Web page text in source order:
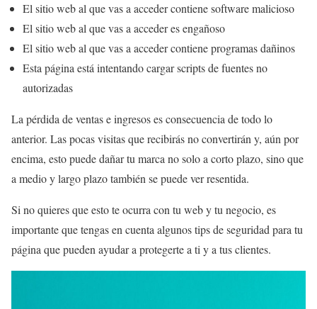
El sitio web al que vas a acceder contiene software malicioso
El sitio web al que vas a acceder es engañoso
El sitio web al que vas a acceder contiene programas dañinos
Esta página está intentando cargar scripts de fuentes no
autorizadas
La pérdida de ventas e ingresos es consecuencia de todo lo
anterior. Las pocas visitas que recibirás no convertirán y, aún por
encima, esto puede dañar tu marca no solo a corto plazo, sino que
a medio y largo plazo también se puede ver resentida.
Si no quieres que esto te ocurra con tu web y tu negocio, es
importante que tengas en cuenta algunos tips de seguridad para tu
página que pueden ayudar a protegerte a ti y a tus clientes.